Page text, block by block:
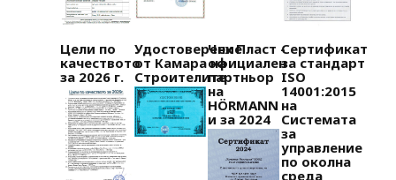
Цели по
качеството
за 2026 г.
Удостоверение
от Камара на
Строителите
Чех Пласт -
официален
партньор
на
HÖRMANN
и за 2024
Сертификат
за стандарт
ISO
14001:2015
на
Системата
за
управление
по околна
среда